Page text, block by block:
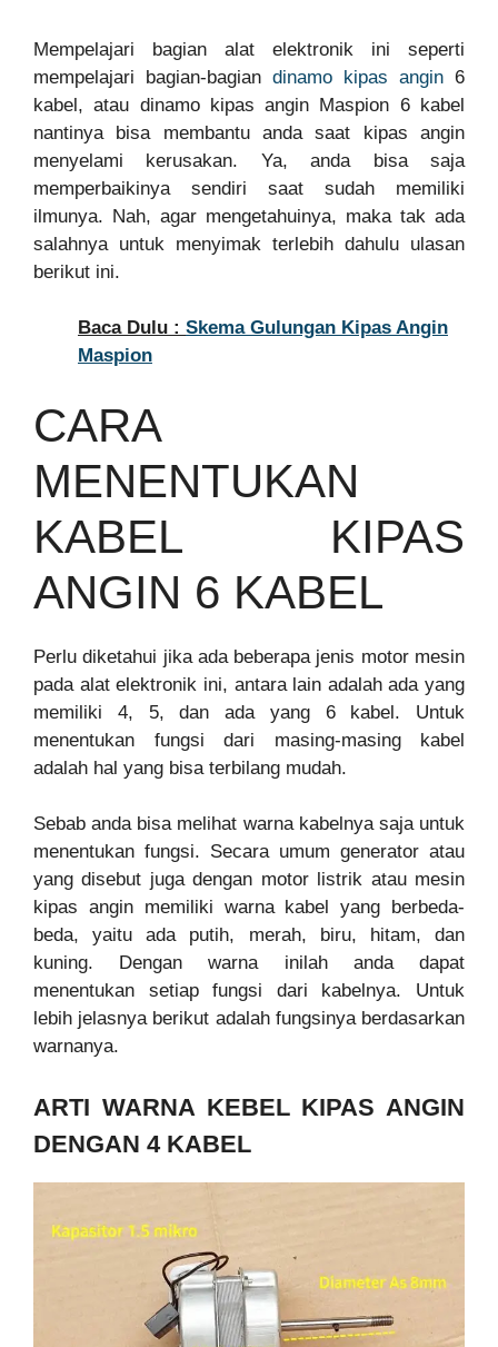
Mempelajari bagian alat elektronik ini seperti
mempelajari bagian-bagian dinamo kipas angin 6
kabel, atau dinamo kipas angin Maspion 6 kabel
nantinya bisa membantu anda saat kipas angin
menyelami kerusakan. Ya, anda bisa saja
memperbaikinya sendiri saat sudah memiliki
ilmunya. Nah, agar mengetahuinya, maka tak ada
salahnya untuk menyimak terlebih dahulu ulasan
berikut ini.
Baca Dulu : Skema Gulungan Kipas Angin
Maspion
CARA
MENENTUKAN
KABEL KIPAS
ANGIN 6 KABEL
Perlu diketahui jika ada beberapa jenis motor mesin
pada alat elektronik ini, antara lain adalah ada yang
memiliki 4, 5, dan ada yang 6 kabel. Untuk
menentukan fungsi dari masing-masing kabel
adalah hal yang bisa terbilang mudah.
Sebab anda bisa melihat warna kabelnya saja untuk
menentukan fungsi. Secara umum generator atau
yang disebut juga dengan motor listrik atau mesin
kipas angin memiliki warna kabel yang berbeda-
beda, yaitu ada putih, merah, biru, hitam, dan
kuning. Dengan warna inilah anda dapat
menentukan setiap fungsi dari kabelnya. Untuk
lebih jelasnya berikut adalah fungsinya berdasarkan
warnanya.
ARTI WARNA KEBEL KIPAS ANGIN
DENGAN 4 KABEL